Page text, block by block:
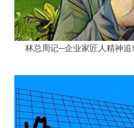
林总周记─企业家匠人精神